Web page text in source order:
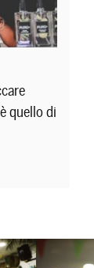
quello di